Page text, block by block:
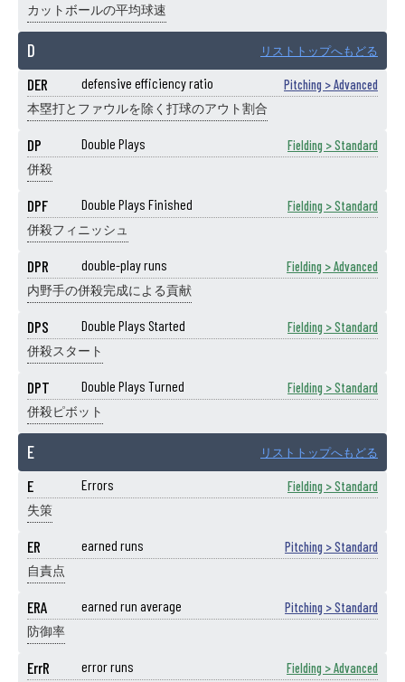
カットボールの平均球速
D リストトップへもどる
DER defensive efficiency ratio Pitching > Advanced
本塁打とファウルを除く打球のアウト割合
DP Double Plays Fielding > Standard
併殺
DPF Double Plays Finished Fielding > Standard
併殺フィニッシュ
DPR double-play runs Fielding > Advanced
内野手の併殺完成による貢献
DPS Double Plays Started Fielding > Standard
併殺スタート
DPT Double Plays Turned Fielding > Standard
併殺ピボット
E リストトップへもどる
E Errors Fielding > Standard
失策
ER earned runs Pitching > Standard
自責点
ERA earned run average Pitching > Standard
防御率
ErrR error runs Fielding > Advanced